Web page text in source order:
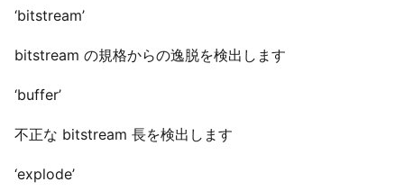
‘bitstream’
bitstream の規格からの逸脱を検出します
‘buffer’
不正な bitstream 長を検出します
‘explode’